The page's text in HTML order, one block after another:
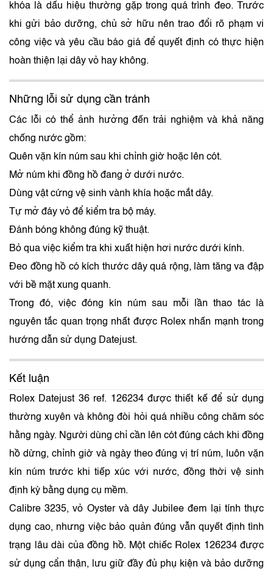
khóa là dấu hiệu thường gặp trong quá trình đeo. Trước
khi gửi bảo dưỡng, chủ sở hữu nên trao đổi rõ phạm vi
công việc và yêu cầu báo giá để quyết định có thực hiện
hoàn thiện lại dây vỏ hay không.
Những lỗi sử dụng cần tránh
Các lỗi có thể ảnh hưởng đến trải nghiệm và khả năng
chống nước gồm:
Quên vặn kín núm sau khi chỉnh giờ hoặc lên cót.
Mở núm khi đồng hồ đang ở dưới nước.
Dùng vật cứng vệ sinh vành khía hoặc mắt dây.
Tự mở đáy vỏ để kiểm tra bộ máy.
Đánh bóng không đúng kỹ thuật.
Bỏ qua việc kiểm tra khi xuất hiện hơi nước dưới kính.
Đeo đồng hồ có kích thước dây quá rộng, làm tăng va đập
với bề mặt xung quanh.
Trong đó, việc đóng kín núm sau mỗi lần thao tác là
nguyên tắc quan trọng nhất được Rolex nhấn mạnh trong
hướng dẫn sử dụng Datejust.
Kết luận
Rolex Datejust 36 ref. 126234 được thiết kế để sử dụng
thường xuyên và không đòi hỏi quá nhiều công chăm sóc
hằng ngày. Người dùng chỉ cần lên cót đúng cách khi đồng
hồ dừng, chỉnh giờ và ngày theo đúng vị trí núm, luôn vặn
kín núm trước khi tiếp xúc với nước, đồng thời vệ sinh
định kỳ bằng dụng cụ mềm.
Calibre 3235, vỏ Oyster và dây Jubilee đem lại tính thực
dụng cao, nhưng việc bảo quản đúng vẫn quyết định tình
trạng lâu dài của đồng hồ. Một chiếc Rolex 126234 được
sử dụng cẩn thận, lưu giữ đầy đủ phụ kiện và bảo dưỡng